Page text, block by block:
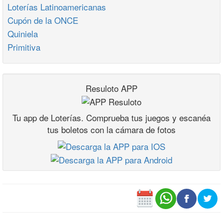
Loterías Latinoamericanas
Cupón de la ONCE
Quiniela
Primitiva
Resuloto APP
Tu app de Loterías. Comprueba tus juegos y escanéa
tus boletos con la cámara de fotos